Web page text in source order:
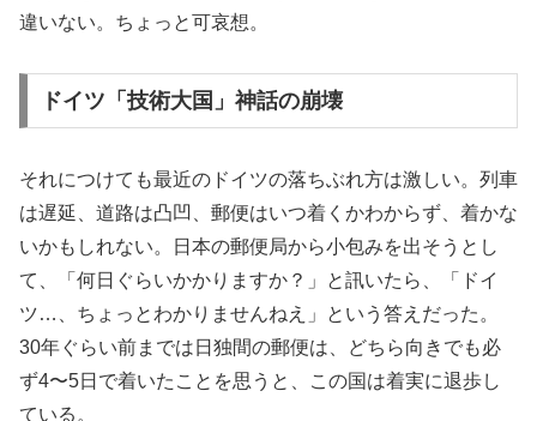
違いない。ちょっと可哀想。
ドイツ「技術大国」神話の崩壊
それにつけても最近のドイツの落ちぶれ方は激しい。列車
は遅延、道路は凸凹、郵便はいつ着くかわからず、着かな
いかもしれない。日本の郵便局から小包みを出そうとし
て、「何日ぐらいかかりますか？」と訊いたら、「ドイ
ツ…、ちょっとわかりませんねえ」という答えだった。
30年ぐらい前までは日独間の郵便は、どちら向きでも必
ず4〜5日で着いたことを思うと、この国は着実に退歩し
ている。